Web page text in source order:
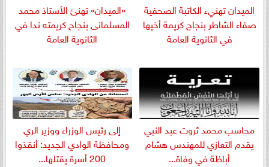
الميدان تهنيء الكاتبة الصحفية
صفاء الشاطر بنجاج كريمة أخيها
في الثانوية العامة
«الميدان» تهنئ الأستاذ محمد
المسلمانى بنجاح كريمته ندا في
الثانوية العامة
​محاسب محمد ثروت عبد النبي
يقدم التعازي للمهندس هشام
أباظة في وفاة...
إلى رئيس الوزراء ووزير الري
ومحافظة الوادي الجديد: أنقذوا
200 أسرة يقتلها...